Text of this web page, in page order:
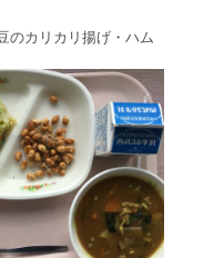
のカリカリ揚げ・ハム